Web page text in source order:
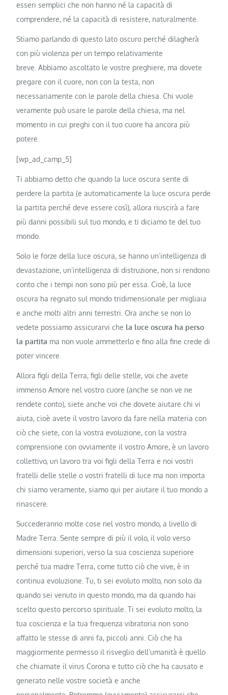
esseri semplici che non hanno né la capacità di
comprendere, né la capacità di resistere, naturalmente.
Stiamo parlando di questo lato oscuro perché dilagherà
con più violenza per un tempo relativamente
breve. Abbiamo ascoltato le vostre preghiere, ma dovete
pregare con il cuore, non con la testa, non
necessariamente con le parole della chiesa. Chi vuole
veramente può usare le parole della chiesa, ma nel
momento in cui preghi con il tuo cuore ha ancora più
potere.
[wp_ad_camp_5]
Ti abbiamo detto che quando la luce oscura sente di
perdere la partita (e automaticamente la luce oscura perde
la partita perché deve essere così), allora riuscirà a fare
più danni possibili sul tuo mondo, e ti diciamo te del tuo
mondo.
Solo le forze della luce oscura, se hanno un’intelligenza di
devastazione, un’intelligenza di distruzione, non si rendono
conto che i tempi non sono più per essa. Cioè, la luce
oscura ha regnato sul mondo tridimensionale per migliaia
e anche molti altri anni terrestri. Ora anche se non lo
vedete possiamo assicurarvi che la luce oscura ha perso
la partita ma non vuole ammetterlo e fino alla fine crede di
poter vincere.
Allora figli della Terra, figli delle stelle, voi che avete
immenso Amore nel vostro cuore (anche se non ve ne
rendete conto), siete anche voi che dovete aiutare chi vi
aiuta, cioè avete il vostro lavoro da fare nella materia con
ciò che siete, con la vostra evoluzione, con la vostra
comprensione con ovviamente il vostro Amore, è un lavoro
collettivo, un lavoro tra voi figli della Terra e noi vostri
fratelli delle stelle o vostri fratelli di luce ma non importa
chi siamo veramente, siamo qui per aiutare il tuo mondo a
rinascere.
Succederanno molte cose nel vostro mondo, a livello di
Madre Terra. Sente sempre di più il volo, il volo verso
dimensioni superiori, verso la sua coscienza superiore
perché tua madre Terra, come tutto ciò che vive, è in
continua evoluzione. Tu, ti sei evoluto molto, non solo da
quando sei venuto in questo mondo, ma da quando hai
scelto questo percorso spirituale. Ti sei evoluto molto, la
tua coscienza e la tua frequenza vibratoria non sono
affatto le stesse di anni fa, piccoli anni. Ciò che ha
maggiormente permesso il risveglio dell’umanità è quello
che chiamate il virus Corona e tutto ciò che ha causato e
generato nelle vostre società e anche